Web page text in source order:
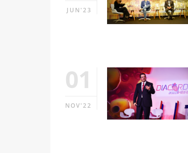
JUN'23
01
NOV'22